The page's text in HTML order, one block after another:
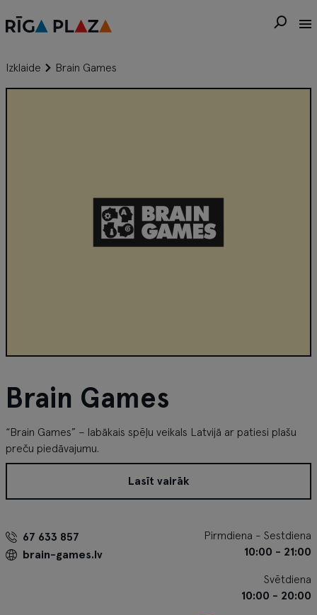
Izklaide Brain Games
Brain Games
“Brain Games” – labākais spēļu veikals Latvijā ar patiesi plašu
preču piedāvajumu.
Lasīt vairāk
67 633 857
brain-games.lv
Pirmdiena - Sestdiena
10:00 - 21:00
Svētdiena
10:00 - 20:00